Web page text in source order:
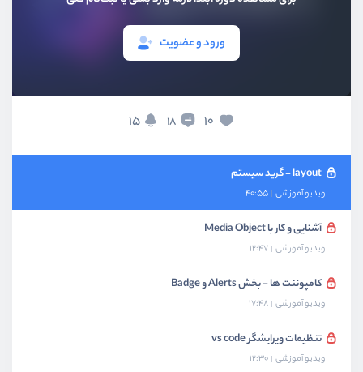
ورود و عضویت
10
18
15
آشنای و کار با بخش Flex ها
کلاس های کمکی - بخش سوم
کلاس های کمکی - بخش آخر
layout - گرید سیستم
ویدیو آموزشی 40:55
آشنایی و کار با Media Object
ویدیو آموزشی 12:47
کامپوننت ها - بخش Alerts و Badge
ویدیو آموزشی 17:48
تنظیمات ویرایشگر vs code
ویدیو آموزشی 12:30